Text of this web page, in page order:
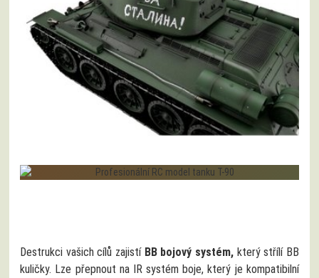
Destrukci vašich cílů zajistíBB bojový systém,který střílí BB
kuličky. Lze přepnout na IR systém boje, který je kompatibilní